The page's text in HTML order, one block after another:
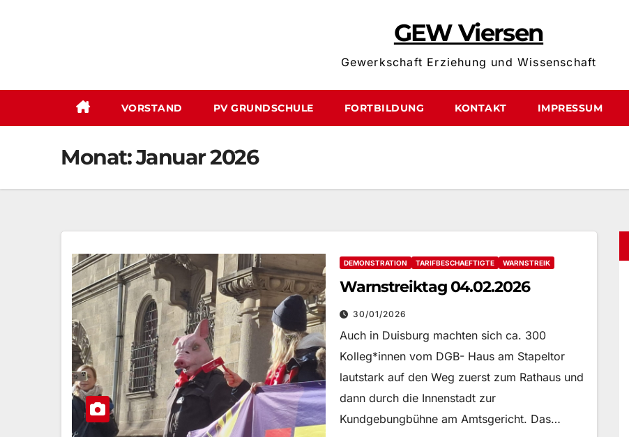
GEW Viersen
Gewerkschaft Erziehung und Wissenschaft
VORSTAND PV GRUNDSCHULE FORTBILDUNG KONTAKT IMPRESSUM
Monat:Januar 2026
DEMONSTRATION TARIFBESCHAEFTIGTE WARNSTREIK
Warnstreiktag 04.02.2026
30/01/2026
Auch in Duisburg machten sich ca. 300
Kolleg*innen vom DGB- Haus am Stapeltor
lautstark auf den Weg zuerst zum Rathaus und
dann durch die Innenstadt zur
Kundgebungbühne am Amtsgericht. Das…